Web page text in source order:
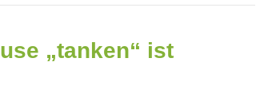
„tanken“ ist